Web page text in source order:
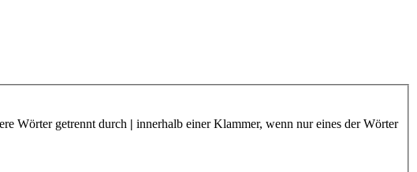
Wörter getrennt durch | innerhalb einer Klammer, wenn nur eines der Wörter